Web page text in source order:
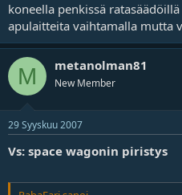
koneella penkissä
apulaitteita vaihtamalla mutta
M metanolman81
New Member
29 Syyskuu 2007
Vs: space wagonin piristys